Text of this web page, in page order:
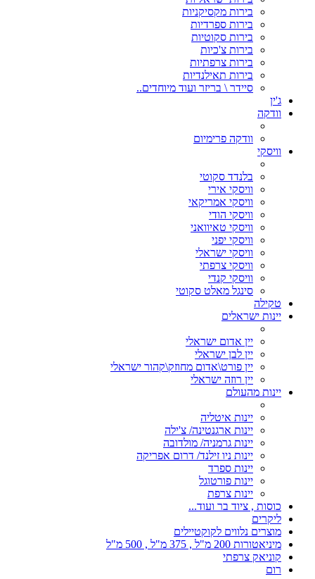
בירות מקסיקניות
בירות ספרדיות
בירות סקוטיות
בירות צ'כיות
בירות צרפתיות
בירות תאילנדיות
סיידר \ בריזר ועוד מיוחדים..
ג'ין
וודקה
וודקה פרימיום
וויסקי
בלנדד סקוטי
וויסקי אירי
וויסקי אמריקאי
וויסקי הודי
וויסקי טאיוואני
וויסקי יפני
וויסקי ישראלי
וויסקי צרפתי
וויסקי קנדי
סינגל מאלט סקוטי
טקילה
יינות ישראלים
יין אדום ישראלי
יין לבן ישראלי
יין פורט\אדום מחוזק\קהור ישראלי
יין רוזה ישראלי
יינות מהעולם
יינות איטליה
יינות ארגנטינה/ צ'ילה
יינות גרמניה/ מולדובה
יינות ניו זילנד/ דרום אפריקה
יינות ספרד
יינות פורטוגל
יינות צרפת
כוסות , ציוד בר ועוד...
ליקרים
מוצרים נלווים לקוקטיילים
מיניאטורות 200 מ"ל , 375 מ"ל , 500 מ"ל
קוניאק צרפתי
רום